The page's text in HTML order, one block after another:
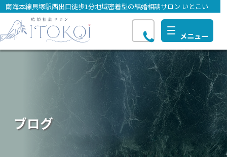
南海本線貝塚駅西出口徒歩1分地域密着型の結婚相談サロン いとこい
ブログ